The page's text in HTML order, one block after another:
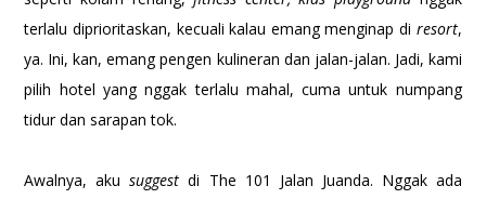
terlalu diprioritaskan, kecuali kalau emang menginap di resort,
ya. Ini, kan, emang pengen kulineran dan jalan-jalan. Jadi, kami
pilih hotel yang nggak terlalu mahal, cuma untuk numpang
tidur dan sarapan tok.
Awalnya, akusuggestdi The 101 Jalan Juanda. Nggak ada